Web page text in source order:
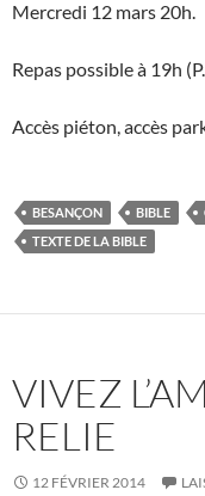
Mercredi 12 mars 20h.
Repas possible à 19h
Accès piéton, accès
BESANÇON BIBLE
TEXTE DE LA BIBLE
VIVEZ
RELIE
12 FÉVRIER 2014